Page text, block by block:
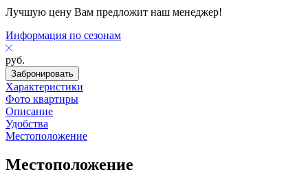
Лучшую цену Вам предложит наш менеджер!
Информация по сезонам
руб.
Забронировать
Характеристики
Фото квартиры
Описание
Удобства
Местоположение
Местоположение